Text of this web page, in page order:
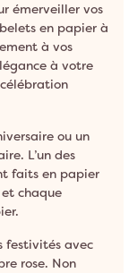
émerveiller vos
en papier à
à vos
à votre
ou un
L’un des
faits en papier
chaque
festivités avec
rose. Non